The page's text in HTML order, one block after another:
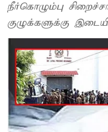
நீர்கொழும்பு
குழுக்களுக்கு